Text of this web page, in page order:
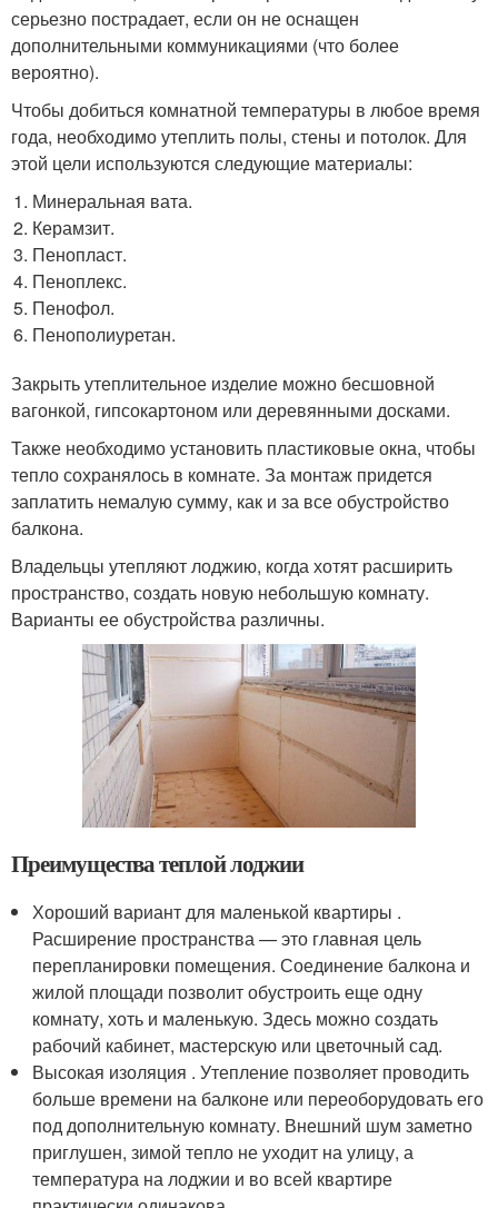
серьезно пострадает, если он не оснащен
дополнительными коммуникациями (что более
вероятно).
Чтобы добиться комнатной температуры в любое время
года, необходимо утеплить полы, стены и потолок. Для
этой цели используются следующие материалы:
Минеральная вата.
Керамзит.
Пенопласт.
Пеноплекс.
Пенофол.
Пенополиуретан.
Закрыть утеплительное изделие можно бесшовной
вагонкой, гипсокартоном или деревянными досками.
Также необходимо установить пластиковые окна, чтобы
тепло сохранялось в комнате. За монтаж придется
заплатить немалую сумму, как и за все обустройство
балкона.
Владельцы утепляют лоджию, когда хотят расширить
пространство, создать новую небольшую комнату.
Варианты ее обустройства различны.
Преимущества теплой лоджии
Хороший вариант для маленькой квартиры .
Расширение пространства — это главная цель
перепланировки помещения. Соединение балкона и
жилой площади позволит обустроить еще одну
комнату, хоть и маленькую. Здесь можно создать
рабочий кабинет, мастерскую или цветочный сад.
Высокая изоляция . Утепление позволяет проводить
больше времени на балконе или переоборудовать его
под дополнительную комнату. Внешний шум заметно
приглушен, зимой тепло не уходит на улицу, а
температура на лоджии и во всей квартире